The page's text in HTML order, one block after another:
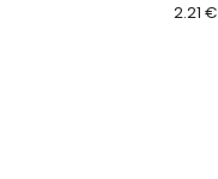
2.21 €